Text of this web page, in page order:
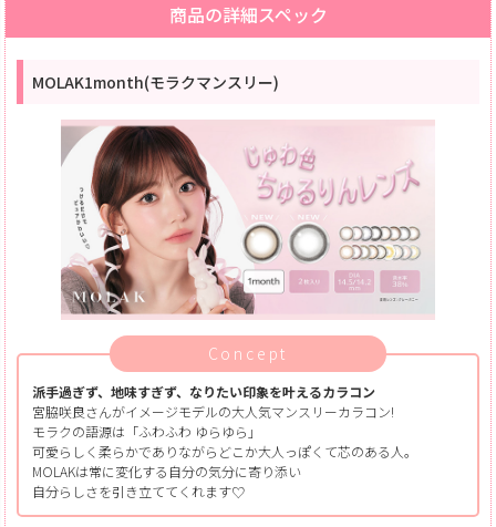
商品の詳細スペック
MOLAK1month(モラクマンスリー)
Concept
派手過ぎず、地味すぎず、なりたい印象を叶えるカラコン
宮脇咲良さんがイメージモデルの大人気マンスリーカラコン!
モラクの語源は「ふわふわ ゆらゆら」
可愛らしく柔らかでありながらどこか大人っぽくて芯のある人。
MOLAKは常に変化する自分の気分に寄り添い
自分らしさを引き立ててくれます♡